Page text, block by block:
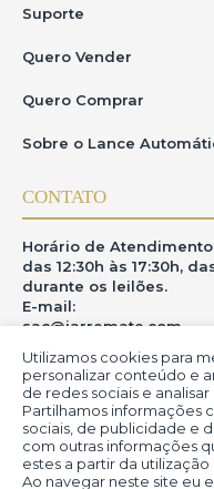
Utilizamos cookies para
personalizar conteúdo e
de redes sociais e
Partilhamos informações
sociais, de publicidade e
com outras informações
estes a partir da utilização
Ao navegar neste site eu
Suporte
Quero Vender
Quero Comprar
Sobre o Lance
CONTATO
Horário de
das 12:30h às 17:30h,
durante os leilões.
E-mail:
sac@iarremate.com
ONDE ESTAMOS
R. Heitor Modesto, 28 -
CEP: 37470-000